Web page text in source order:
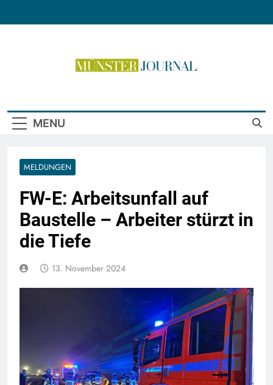
MENU
MELDUNGEN
FW-E: Arbeitsunfall auf
Baustelle – Arbeiter stürzt in
die Tiefe
13. November 2024